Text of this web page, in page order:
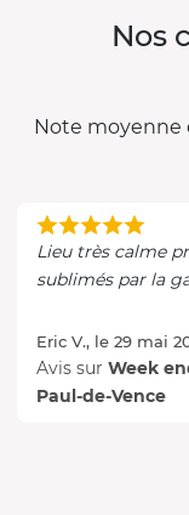
Nos
Note moyenne
Lieu très calme
sublimés par la
Eric V., le 29 mai
Avis sur Week
Paul-de-Vence